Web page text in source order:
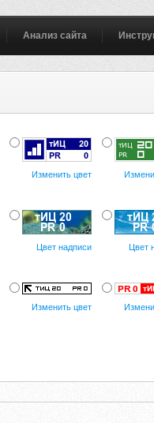
Анализ сайта
Изменить цвет
Цвет надписи Цвет
Изменить цвет